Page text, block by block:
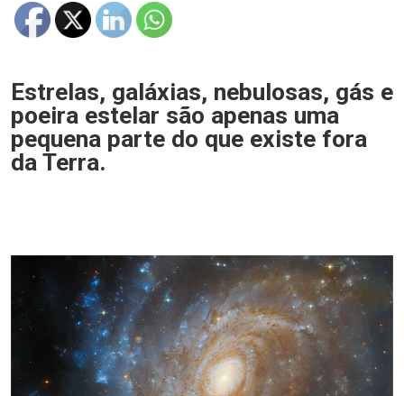
Estrelas, galáxias, nebulosas, gás e
poeira estelar são apenas uma
pequena parte do que existe fora
da Terra.